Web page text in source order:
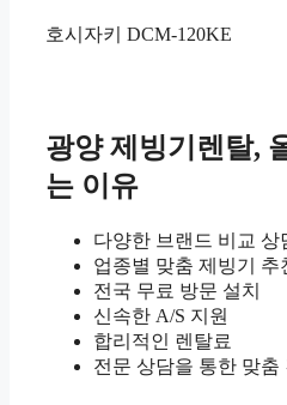
호시자키 DCM-120KE
광양 제빙기렌탈,
는 이유
다양한 브랜드 비교 상
업종별 맞춤 제빙기 추
전국 무료 방문 설치
신속한 A/S 지원
합리적인 렌탈료
전문 상담을 통한 맞춤